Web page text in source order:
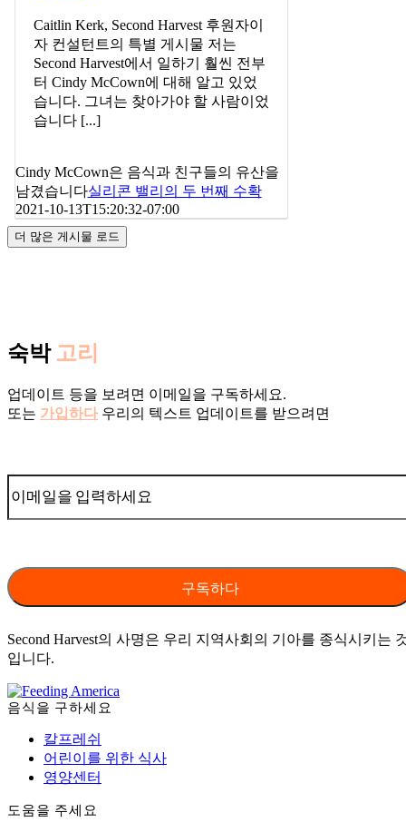
Caitlin Kerk, Second Harvest 후원자이
자 컨설턴트의 특별 게시물 저는
Second Harvest에서 일하기 훨씬 전부
터 Cindy McCown에 대해 알고 있었
습니다. 그녀는 찾아가야 할 사람이었
습니다 [...]
Cindy McCown은 음식과 친구들의 유산을
남겼습니다실리콘 밸리의 두 번째 수확
2021-10-13T15:20:32-07:00
더 많은 게시물 로드
숙박 고리
업데이트 등을 보려면 이메일을 구독하세요.
또는 가입하다우리의 텍스트 업데이트를 받으려면
Second Harvest의 사명은 우리 지역사회의 기아를 종식시키는
입니다.
음식을 구하세요
칼프레쉬
어린이를 위한 식사
영양센터
도움을 주세요